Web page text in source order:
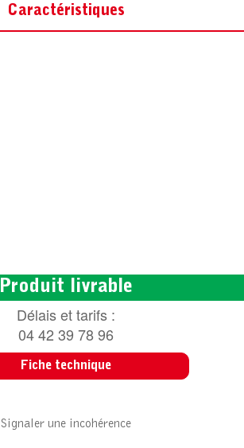
Caractéristiques
Produit livrable
Délais et tarifs :
04 42 39 78 96
Fiche technique
Signaler une incohérence